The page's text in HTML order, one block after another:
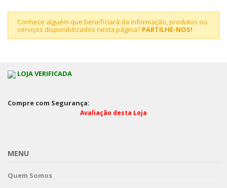
Conhece alguém que beneficiará da informação, produtos ou
serviços disponibilizados nesta página? PARTILHE-NOS!
LOJA VERIFICADA
Compre com Segurança:
Avaliação desta Loja
MENU
Quem Somos